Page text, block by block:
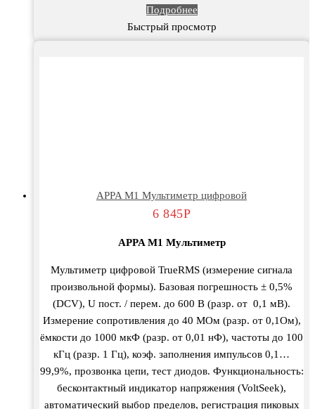
Подробнее
Быстрый просмотр
APPA M1 Мультиметр цифровой
6 845Р
APPA M1 Мультиметр
Мультиметр цифровой TrueRMS (измерение сигнала
произвольной формы). Базовая погрешность ± 0,5%
(DCV), U пост. / перем. до 600 В (разр. от 0,1 мВ).
Измерение сопротивления до 40 МОм (разр. от 0,1Ом),
ёмкости до 1000 мкФ (разр. от 0,01 нФ), частоты до 100
кГц (разр. 1 Гц), коэф. заполнения импульсов 0,1…
99,9%, прозвонка цепи, тест диодов. Функциональность:
бесконтактный индикатор напряжения (VoltSeek),
автоматический выбор пределов, регистрация пиковых